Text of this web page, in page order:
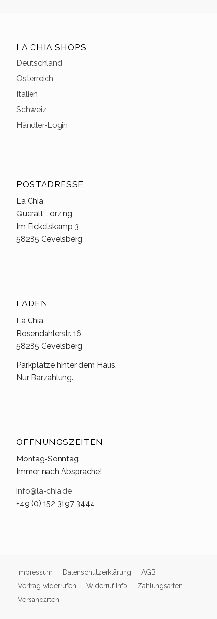
LA CHIA SHOPS
Deutschland
Österreich
Italien
Schweiz
Händler-Login
POSTADRESSE
La Chia
Queralt Lorzing
Im Eickelskamp 3
58285 Gevelsberg
LADEN
La Chia
Rosendahlerstr. 16
58285 Gevelsberg
Parkplätze hinter dem Haus.
Nur Barzahlung.
ÖFFNUNGSZEITEN
Montag-Sonntag:
Immer nach Absprache!
info@la-chia.de
+49 (0) 152 3197 3444
Impressum Datenschutzerklärung
AGB
Vertrag widerrufen
Widerruf Info
Zahlungsarten
Versandarten